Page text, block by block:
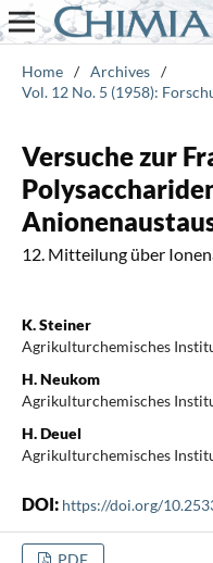
Home / Archives /
Vol. 12 No. 5 (1958):
Versuche zur
12. Mitteilung über
K. Steiner
Agrikulturchemisches
H. Neukom
Agrikulturchemisches
H. Deuel
Agrikulturchemisches
DOI: https://doi.org/
PDF